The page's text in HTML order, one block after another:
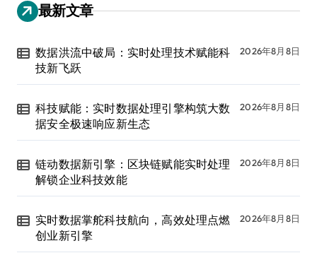
最新文章
数据洪流中破局：实时处理技术赋能科
技新飞跃
2026年8月8日
科技赋能：实时数据处理引擎构筑大数
据安全极速响应新生态
2026年8月8日
链动数据新引擎：区块链赋能实时处理
解锁企业科技效能
2026年8月8日
实时数据掌舵科技航向，高效处理点燃
创业新引擎
2026年8月8日